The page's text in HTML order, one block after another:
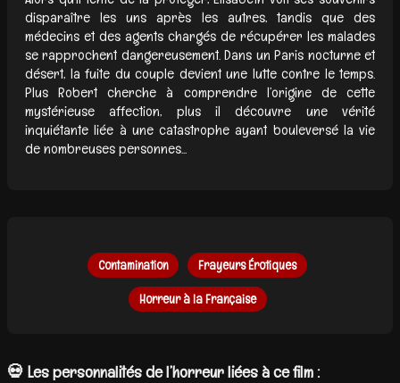
disparaître les uns après les autres, tandis que des
médecins et des agents chargés de récupérer les malades
se rapprochent dangereusement. Dans un Paris nocturne et
désert, la fuite du couple devient une lutte contre le temps.
Plus Robert cherche à comprendre l’origine de cette
mystérieuse affection, plus il découvre une vérité
inquiétante liée à une catastrophe ayant bouleversé la vie
de nombreuses personnes...
Contamination Frayeurs Érotiques
Horreur à la Française
💀 Les personnalités de l’horreur liées à ce film :